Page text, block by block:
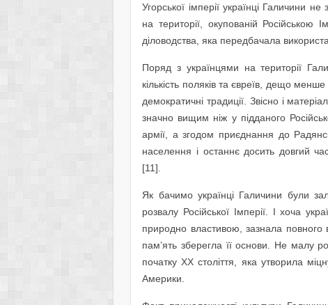
Угорської імперії українці Галичини
на території, окупованій Російською
діловодства, яка передбачала
Поряд з українцями на території
кількість поляків та євреїв, дещо
демократичні традиції. Звісно і
значно вищим ніж у підданого
армії, а згодом приєднання до
населення і останнє досить довгий
[11].
Як бачимо українці Галичини були
розвалу Російської Імперії. І хоча
природно властивою, зазнала
пам’ять зберегла її основи. Не малу
початку ХХ століття, яка утворила
Америки.